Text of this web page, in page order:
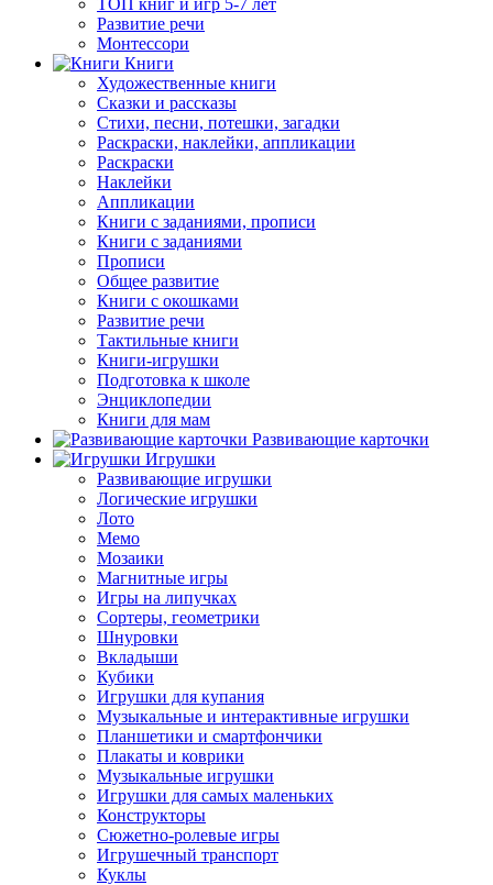
ТОП книг и игр 5-7 лет
Развитие речи
Монтессори
Книги
Художественные книги
Сказки и рассказы
Стихи, песни, потешки, загадки
Раскраски, наклейки, аппликации
Раскраски
Наклейки
Аппликации
Книги с заданиями, прописи
Книги с заданиями
Прописи
Общее развитие
Книги с окошками
Развитие речи
Тактильные книги
Книги-игрушки
Подготовка к школе
Энциклопедии
Книги для мам
Развивающие карточки
Игрушки
Развивающие игрушки
Логические игрушки
Лото
Мемо
Мозаики
Магнитные игры
Игры на липучках
Сортеры, геометрики
Шнуровки
Вкладыши
Кубики
Игрушки для купания
Музыкальные и интерактивные игрушки
Планшетики и смартфончики
Плакаты и коврики
Музыкальные игрушки
Игрушки для самых маленьких
Конструкторы
Сюжетно-ролевые игры
Игрушечный транспорт
Куклы